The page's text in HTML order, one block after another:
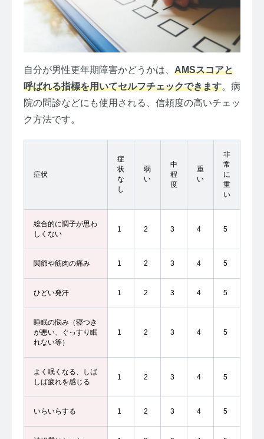
自分が男性更年期障害かどうかは、 AMSスコアと
呼ばれる指標を用いてセルフチェックできます。病
院の問診などにも使用される、信頼度の高いチェッ
ク方法です。
症状
症
状
な
し
弱
い
中
程
度
重
い
非
常
に
重
い
総合的に調子が思わ
しくない
1 2 3 4 5
関節や筋肉の痛み 1 2 3 4 5
ひどい発汗 1 2 3 4 5
睡眠の悩み（寝つき
が悪い、ぐっすり眠
れない等）
1 2 3 4 5
よく眠くなる、しば
しば疲れを感じる
1 2 3 4 5
いらいらする 1 2 3 4 5